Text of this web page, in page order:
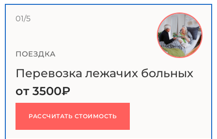
01/5
ПОЕЗДКА
Перевозка лежачих больных
от 3500₽
РАССЧИТАТЬ СТОИМОСТЬ